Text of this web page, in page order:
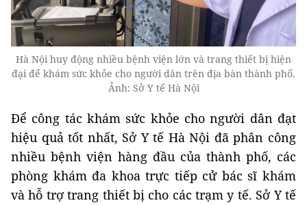
Hà Nội huy động nhiều bệnh viện lớn và trang thiết bị hiện
đại để khám sức khỏe cho người dân trên địa bàn thành phố.
Ảnh: Sở Y tế Hà Nội
Để công tác khám sức khỏe cho người dân đạt
hiệu quả tốt nhất, Sở Y tế Hà Nội đã phân công
nhiều bệnh viện hàng đầu của thành phố, các
phòng khám đa khoa trực tiếp cử bác sĩ khám
và hỗ trợ trang thiết bị cho các trạm y tế. Sở Y tế